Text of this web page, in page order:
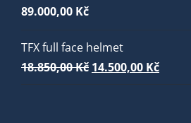
89.000,00 Kč
TFX full face helmet
18.850,00Kč Původní
14.500,00 Kč